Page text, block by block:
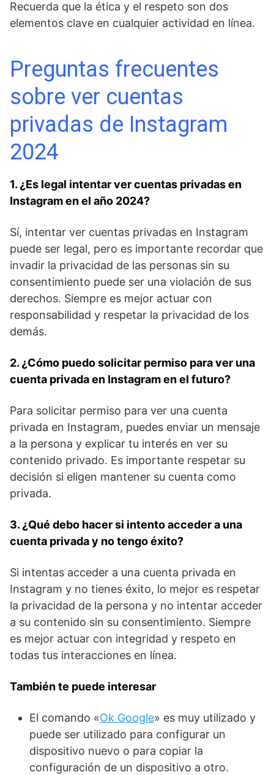
Recuerda que la ética y el respeto⁣ son dos‍
elementos ‌clave en cualquier actividad en línea.
Preguntas frecuentes
‍sobre ver‍ cuentas
privadas de Instagram
2024
1. ¿Es legal intentar ver cuentas privadas en
Instagram en el año ‍2024?
Sí, intentar ver cuentas privadas en Instagram
puede ⁢ser legal, pero es ⁢importante recordar que
invadir ​la privacidad de las personas sin‌ su
consentimiento puede ser⁣ una violación de sus‍
derechos. Siempre es mejor actuar con
responsabilidad y respetar la⁤ privacidad de los
demás.
2. ¿Cómo puedo‌ solicitar permiso para ver una
⁤cuenta ⁢privada en Instagram ​en el futuro?
Para‍ solicitar permiso para ver ⁢una cuenta
privada en⁤ Instagram, puedes enviar un mensaje
a la persona y explicar‍ tu interés en ver su
contenido⁤ privado. Es importante respetar su
decisión si​ eligen mantener su cuenta como
privada.
3. ¿Qué debo hacer si⁤ intento acceder a una⁣
cuenta privada y no tengo éxito?
Si intentas acceder a una cuenta privada en
Instagram y no tienes éxito, lo mejor ⁣es⁣ respetar
la privacidad de la persona y no intentar acceder
a su contenido sin su consentimiento. Siempre
es mejor⁤ actuar con integridad y respeto en
todas tus interacciones en línea.
También te puede interesar
El comando «Ok Google» es muy utilizado y
puede ser utilizado para configurar un
dispositivo nuevo o para copiar la
configuración de un dispositivo a otro.